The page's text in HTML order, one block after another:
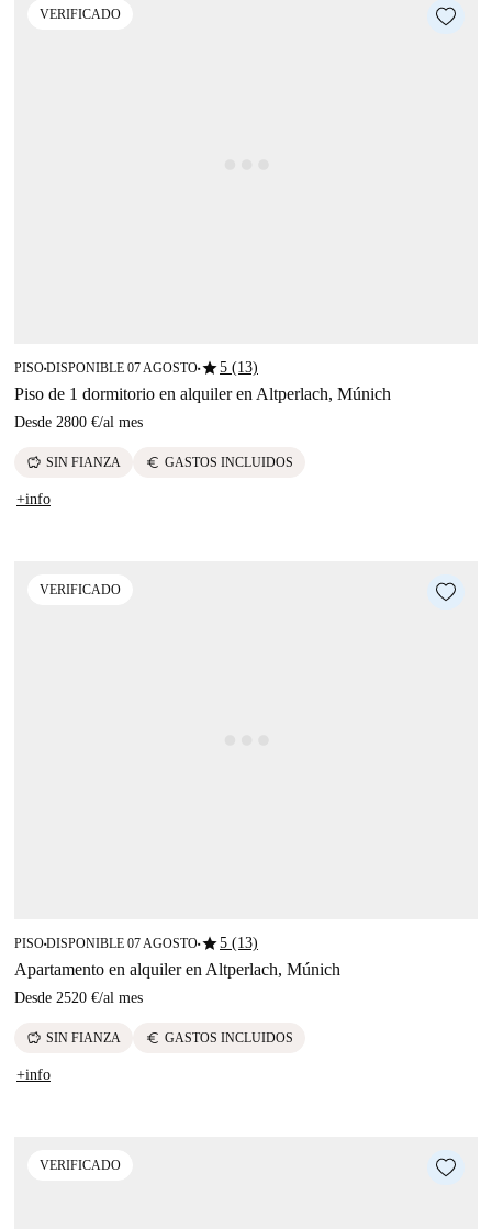
VERIFICADO
PISO■DISPONIBLE 07 AGOSTO■star5 (13)
Piso de 1 dormitorio en alquiler en Altperlach, Múnich
Desde 2800 €/al mes
savings SIN FIANZA euro GASTOS INCLUIDOS
+info
VERIFICADO
PISO■DISPONIBLE 07 AGOSTO■star5 (13)
Apartamento en alquiler en Altperlach, Múnich
Desde 2520 €/al mes
savings SIN FIANZA euro GASTOS INCLUIDOS
+info
VERIFICADO